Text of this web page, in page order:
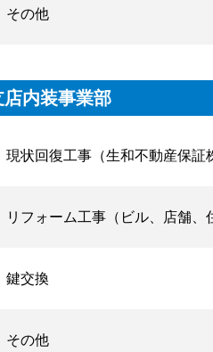
その他
店内装事業部
現状回復工事（生和不動産保証
リフォーム工事（ビル、店舗、
鍵交換
その他